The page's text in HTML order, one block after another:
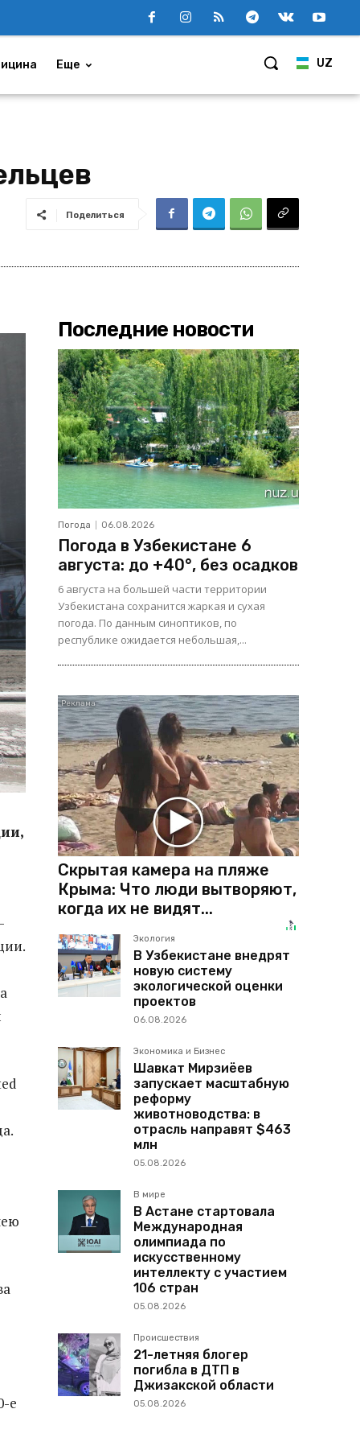
UZ
Еще
Поделиться
е
Последние новости
Погода 06.08.2026
Погода в Узбекистане 6
августа: до +40°, без осадков
6 августа на большей части территории
Узбекистана сохранится жаркая и сухая
погода. По данным синоптиков, по
республике ожидается небольшая,...
Скрытая камера на пляже
Крыма: Что люди вытворяют,
когда их не видят...
Экология
В Узбекистане внедрят
новую систему
экологической оценки
проектов
06.08.2026
Экономика и Бизнес
Шавкат Мирзиёев
запускает масштабную
реформу
животноводства: в
отрасль направят $463
млн
05.08.2026
В мире
В Астане стартовала
Международная
олимпиада по
искусственному
интеллекту с участием
106 стран
05.08.2026
Происшествия
21-летняя блогер
погибла в ДТП в
Джизакской области
05.08.2026